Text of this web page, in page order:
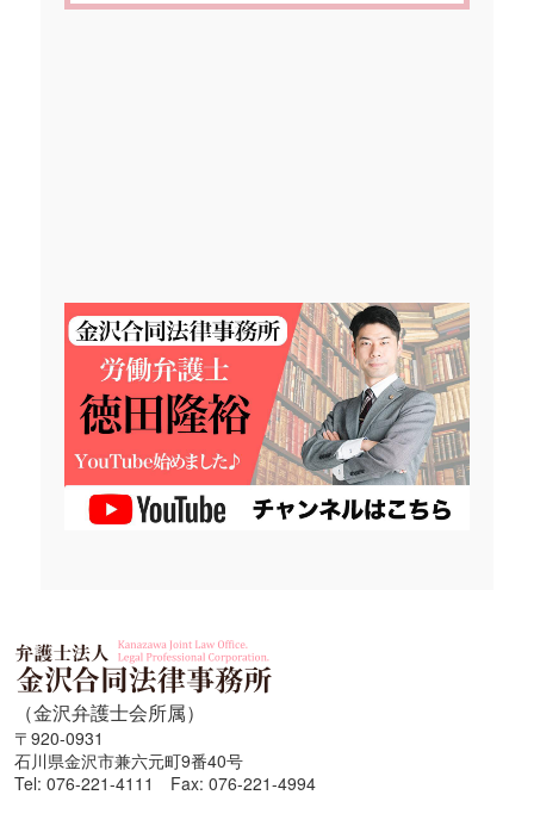
（金沢弁護士会所属）
〒920-0931
石川県金沢市兼六元町9番40号
Tel: 076-221-4111 Fax: 076-221-4994